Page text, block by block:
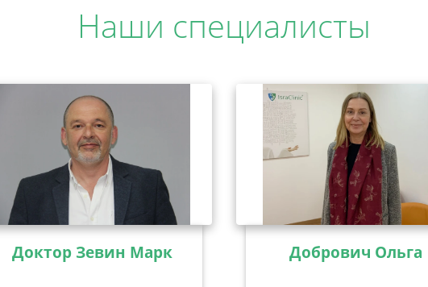
Наши специалисты
Доктор Зевин Марк Добрович Ольга